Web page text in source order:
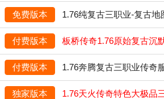
免费版本 1.76纯复古三职业-复古
付费版本 板桥传奇1.76原始复古沉
付费版本 1.76奔腾复古三职业传奇
独家版本 1.76天火传奇特色大极品